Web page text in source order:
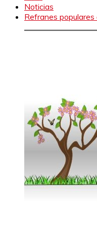
Noticias
Refranes